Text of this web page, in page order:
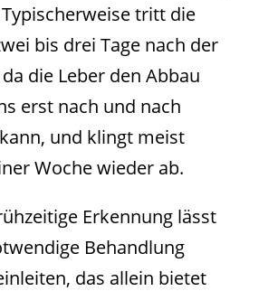
tritt die
bis drei Tage nach der
die Leber den Abbau
erst nach und nach
und klingt meist
Woche wieder ab.
Erkennung lässt
Behandlung
das allein bietet